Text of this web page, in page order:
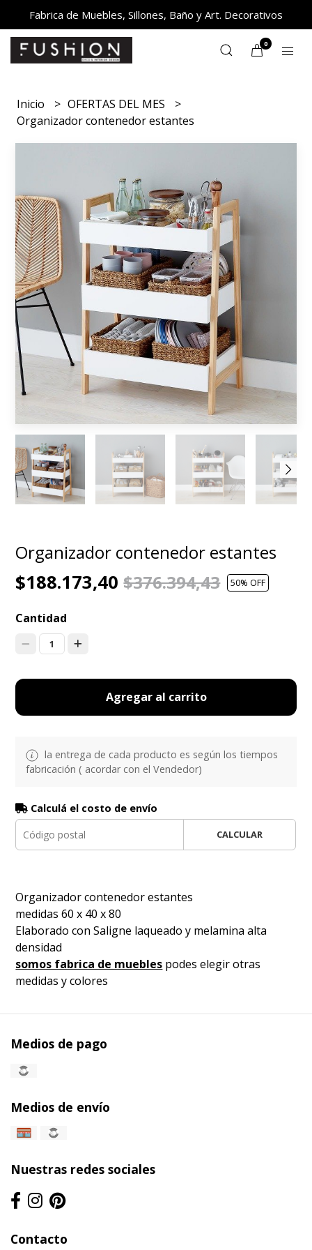
Fabrica de Muebles, Sillones, Baño y Art. Decorativos
0
Inicio
OFERTAS DEL MES
Organizador contenedor estantes
Organizador contenedor estantes
$188.173,40$376.394,43 50% OFF
Cantidad
1
Agregar al carrito
la entrega de cada producto es según los tiempos
fabricación ( acordar con el Vendedor)
Calculá el costo de envío
CALCULAR
Organizador contenedor estantes
medidas 60 x 40 x 80
Elaborado con Saligne laqueado y melamina alta
densidad
somos fabrica de muebles podes elegir otras
medidas y colores
Medios de pago
Medios de envío
Nuestras redes sociales
Contacto